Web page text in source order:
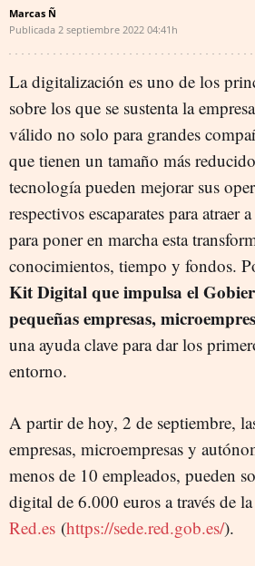
Marcas Ñ
Publicada 2 septiembre 2022 04:41h
La digitalización es uno de los
sobre los que se sustenta la
válido no solo para grandes
que tienen un tamaño más
tecnología pueden mejorar sus
respectivos escaparates para atraer
para poner en marcha esta
conocimientos, tiempo y fondos.
Kit Digital que impulsa el
pequeñas empresas,
una ayuda clave para dar los
entorno.
A partir de hoy, 2 de septiembre,
empresas, microempresas y
menos de 10 empleados, pueden
digital de 6.000 euros a través de
Red.es (https://sede.red.gob.es/).